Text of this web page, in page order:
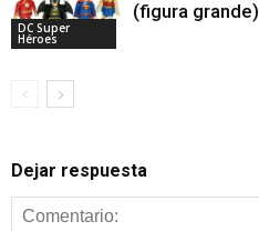
DC Super
Héroes
(figura grande)
Dejar respuesta